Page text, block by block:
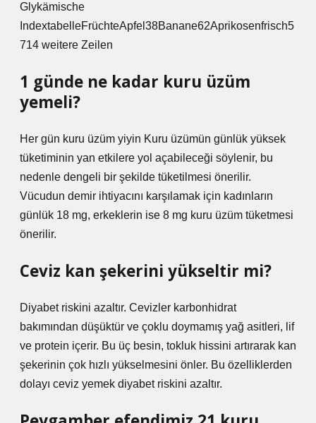
Glykämische
IndextabelleFrüchteApfel38Banane62Aprikosenfrisch5
714 weitere Zeilen
1 günde ne kadar kuru üzüm
yemeli?
Her gün kuru üzüm yiyin Kuru üzümün günlük yüksek
tüketiminin yan etkilere yol açabileceği söylenir, bu
nedenle dengeli bir şekilde tüketilmesi önerilir.
Vücudun demir ihtiyacını karşılamak için kadınların
günlük 18 mg, erkeklerin ise 8 mg kuru üzüm tüketmesi
önerilir.
Ceviz kan şekerini yükseltir mi?
Diyabet riskini azaltır. Cevizler karbonhidrat
bakımından düşüktür ve çoklu doymamış yağ asitleri, lif
ve protein içerir. Bu üç besin, tokluk hissini artırarak kan
şekerinin çok hızlı yükselmesini önler. Bu özelliklerden
dolayı ceviz yemek diyabet riskini azaltır.